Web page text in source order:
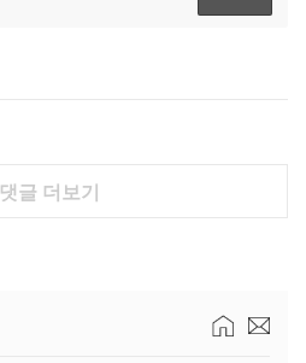
댓글 더보기